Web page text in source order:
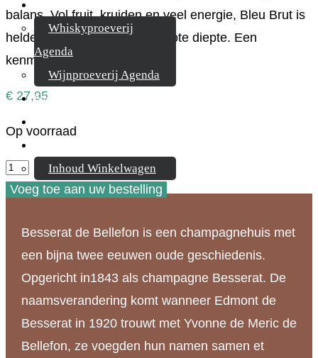
Whiskyproeverij
Agenda
Wijnproeverij Agenda
Nieuwsbrief
Inhoud Winkelwagen
balans. Vol fruit, kruiden en veel energie, Bleu Brut is
helder en koperachtig, van grote diepte. Een
kenmerkende wijn.
€ 27,95
Op voorraad
Besserat
de
375ml
Cuvee
Blue
Brut
aantal
Voeg toe aan uw bestelling
Besserat de Bellefon is een champagnehuis met
een bijna twee eeuwen oude geschiedenis.
Opgericht in1843 als champagne Besserat. De
naamsverandering komt wanneer Edmont de
Besserat in 1920 trouwt met Yvonne de Meric de
Bellefon, ze voegden hun namen samen et